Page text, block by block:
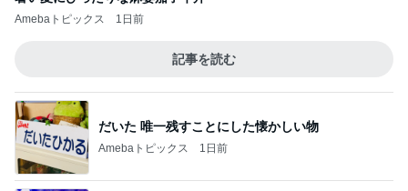
Amebaトピックス 1日前
記事を読む
だいた 唯一残すことにした懐かしい物
Amebaトピックス 1日前